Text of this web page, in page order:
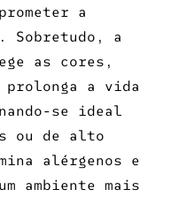
a
Sobretudo, a
as cores,
prolonga a vida
se ideal
ou de alto
alérgenos e
ambiente mais